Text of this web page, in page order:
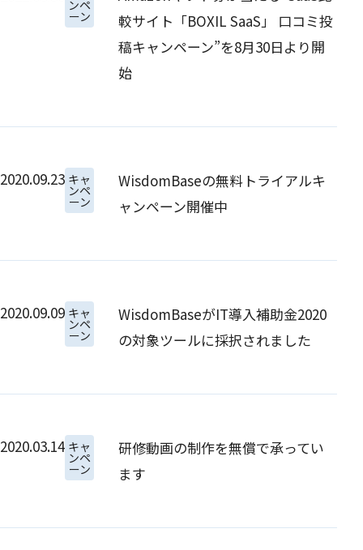
ンペ
ーン
較サイト「BOXIL SaaS」 口コミ投
稿キャンペーン”を8月30日より開
始
2020.09.23 キャ
ンペ
ーン
WisdomBaseの無料トライアルキ
ャンペーン開催中
2020.09.09 キャ
ンペ
ーン
WisdomBaseがIT導入補助金2020
の対象ツールに採択されました
2020.03.14 キャ
ンペ
ーン
研修動画の制作を無償で承ってい
ます